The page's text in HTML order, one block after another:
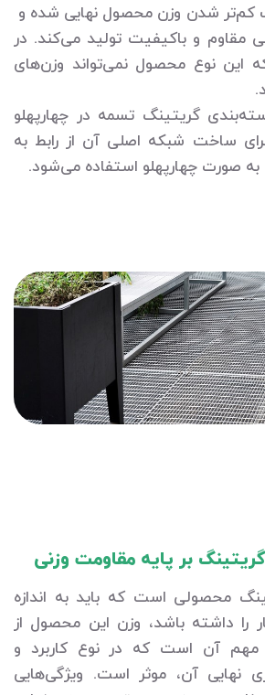
شدن وزن محصول نهایی شده و
مقاوم و باکیفیت تولید می‌کند. در
این نوع محصول نمی‌تواند وزن‌های
گریتینگ تسمه در چهارپهلو
برای ساخت شبکه اصلی آن از رابط به
به صورت چهارپهلو استفاده می‌شود.
بر پایه مقاومت وزنی
محصولی است که باید به اندازه
را داشته باشد، وزن این محصول از
مهم آن است که در نوع کاربرد و
نهایی آن، موثر است. ویژگی‌هایی